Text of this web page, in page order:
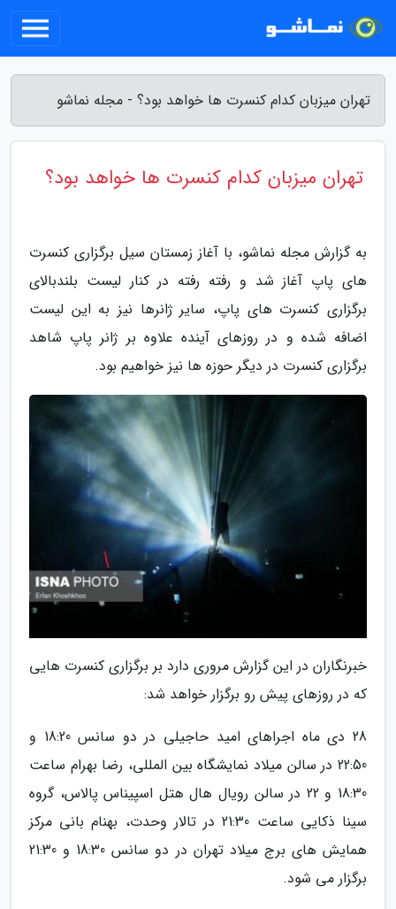
تهران میزبان کدام کنسرت ها خواهد بود؟ - مجله نماشو
تهران میزبان کدام کنسرت ها خواهد بود؟
به گزارش مجله نماشو، با آغاز زمستان سیل برگزاری کنسرت
های پاپ آغاز شد و رفته رفته در کنار لیست بلندبالای
برگزاری کنسرت های پاپ، سایر ژانرها نیز به این لیست
اضافه شده و در روزهای آینده علاوه بر ژانر پاپ شاهد
برگزاری کنسرت در دیگر حوزه ها نیز خواهیم بود.
خبرنگاران در این گزارش مروری دارد بر برگزاری کنسرت هایی
که در روزهای پیش رو برگزار خواهد شد:
28 دی ماه اجراهای امید حاجیلی در دو سانس 18:20 و
22:50 در سالن میلاد نمایشگاه بین المللی، رضا بهرام ساعت
18:30 و 22 در سالن رویال هال هتل اسپیناس پالاس، گروه
سینا ذکایی ساعت 21:30 در تالار وحدت، بهنام بانی مرکز
همایش های برج میلاد تهران در دو سانس 18:30 و 21:30
برگزار می شود.